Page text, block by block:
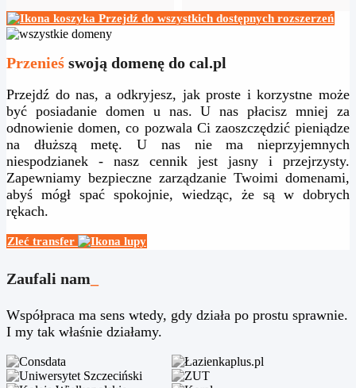
Przejdź do wszystkich dostępnych rozszerzeń
Przenieś swoją domenę do cal.pl
Przejdź do nas, a odkryjesz, jak proste i korzystne może
być posiadanie domen u nas. U nas płacisz mniej za
odnowienie domen, co pozwala Ci zaoszczędzić pieniądze
na dłuższą metę. U nas nie ma nieprzyjemnych
niespodzianek - nasz cennik jest jasny i przejrzysty.
Zapewniamy bezpieczne zarządzanie Twoimi domenami,
abyś mógł spać spokojnie, wiedząc, że są w dobrych
rękach.
Zleć transfer
Zaufali nam
Współpraca ma sens wtedy, gdy działa po prostu sprawnie.
I my tak właśnie działamy.